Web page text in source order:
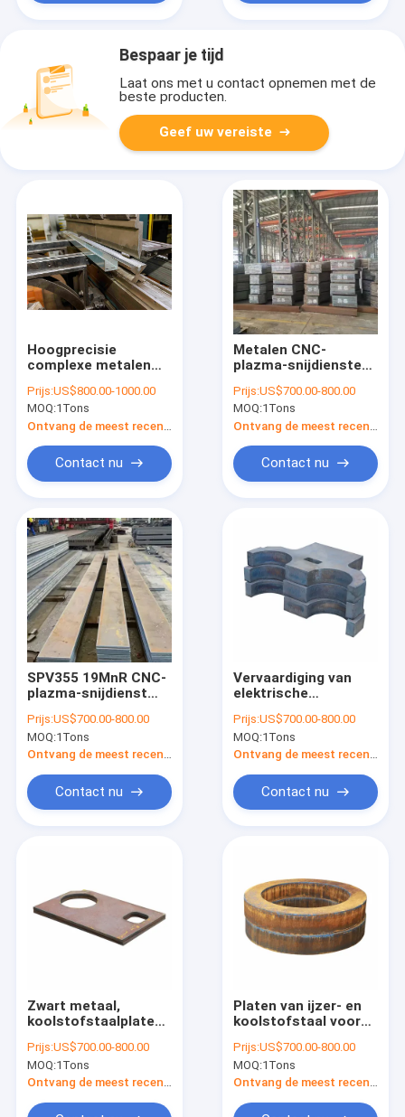
Over ons
Nieuws
Bespaar je tijd
Laat ons met u contact opnemen met de
beste producten.
Geef uw vereiste
Hoogprecisie
complexe metalen
maat
Prijs:US$800.00-1000.00
MOQ:1Tons
Contact nu
Metalen CNC-
plazma-snijdiensten
apparatuur
Prijs:US$700.00-800.00
MOQ:1Tons
Contact nu
SPV355 19MnR CNC-
plazma-snijdienst
van mechanische
onderdelen
Prijs:US$700.00-800.00
MOQ:1Tons
Ontvang de meest recente Prijs
Contact nu
Vervaardiging van
elektrische
apparatuur voor het
vervaardigen van
elektrische
Prijs:US$700.00-800.00
MOQ:1Tons
Ontvang de meest recente Prijs
Contact nu
Zwart metaal,
koolstofstaalplaten,
vlamsnijonderdelen
Prijs:US$700.00-800.00
MOQ:1Tons
Ontvang de meest recente Prijs
Platen van ijzer- en
koolstofstaal voor
vlammen voor
waterbehoud en
windenergieprojecten
Prijs:US$700.00-800.00
MOQ:1Tons
Ontvang de meest recente Prijs